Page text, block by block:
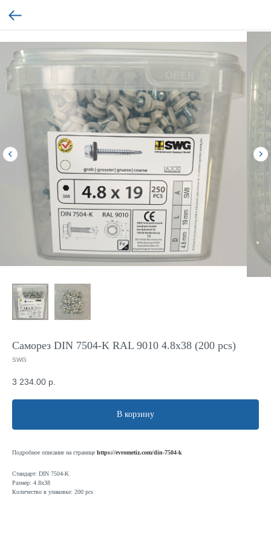
Саморез DIN 7504-K RAL 9010 4.8x38 (200 pcs)
SWG
3 234.00 р.
В корзину
Подробное описание на странице https://evrometiz.com/din-7504-k
Стандарт: DIN 7504-K
Размер: 4.8x38
Количество в упаковке: 200 pcs